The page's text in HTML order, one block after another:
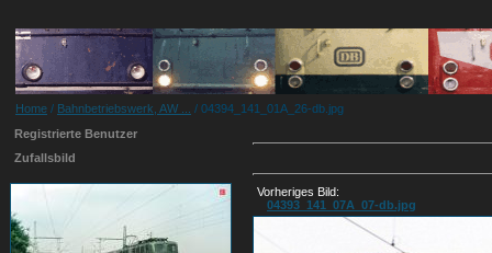
Home / Bahnbetriebswerk, AW ...
/ 04394_141_01A_26-db.jpg
Registrierte Benutzer
Zufallsbild
Vorheriges Bild:
04393_141_07A_07-db.jpg